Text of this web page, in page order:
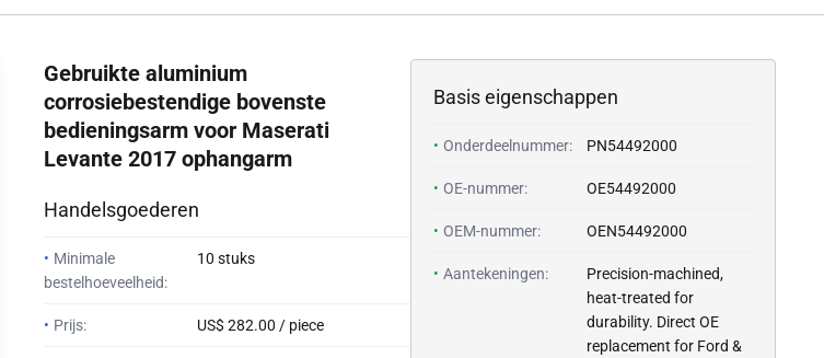
Gebruikte aluminium
corrosiebestendige bovenste
bedieningsarm voor Maserati
Levante 2017 ophangarm
Handelsgoederen
• Minimale
bestelhoeveelheid:
10 stuks
• Prijs: US$ 282.00 / piece
Basis eigenschappen
• Onderdeelnummer: PN54492000
• OE-nummer: OE54492000
• OEM-nummer: OEN54492000
• Aantekeningen:
Precision-machined,
heat-treated for
durability. Direct OE
replacement for Ford &